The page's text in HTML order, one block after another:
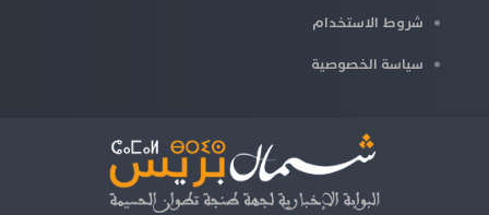
شروط الاستخدام
سياسة الخصوصية